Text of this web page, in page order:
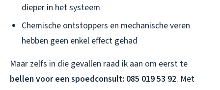
dieper in het systeem
Chemische ontstoppers en mechanische veren
hebben geen enkel effect gehad
Maar zelfs in die gevallen raad ik aan om eerst te
bellen voor een spoedconsult: 085 019 53 92. Met